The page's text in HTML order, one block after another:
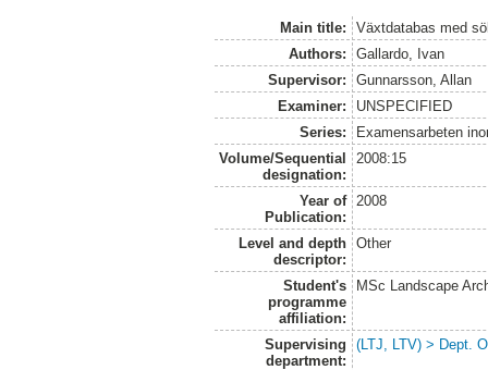
Main title:
Växtdatabas med
Authors:
Gallardo, Ivan
Supervisor:
Gunnarsson, Allan
Examiner:
UNSPECIFIED
Series:
Examensarbeten
Volume/Sequential
designation:
2008:15
Year of
Publication:
2008
Level and depth
descriptor:
Other
Student's
programme
affiliation:
MSc Landscape
Supervising
department:
(LTJ, LTV) > Dept.